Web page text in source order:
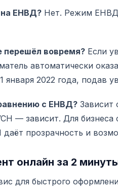
ЕНВД? Нет. Режим ЕНВД
перешёл вовремя? Если
автоматически
2022 года, подав
с ЕНВД? Зависит
— зависит. Для
прозрачность и
онлайн за 2
для быстрого